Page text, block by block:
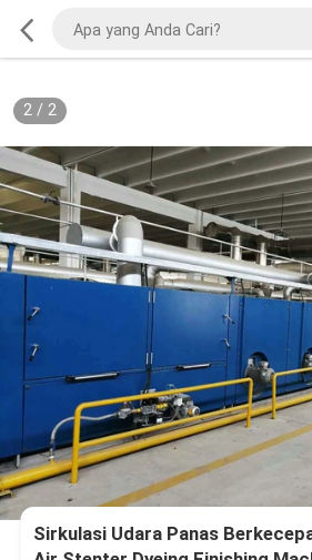
2/ 2
Sirkulasi Udara Panas